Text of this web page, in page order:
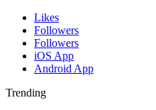
Likes
Followers
Followers
iOS App
Android App
Trending